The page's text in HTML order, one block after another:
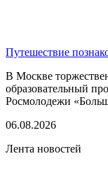
Путешествие
В Москве
образовательный
Росмолодежи
06.08.2026
Лента новостей